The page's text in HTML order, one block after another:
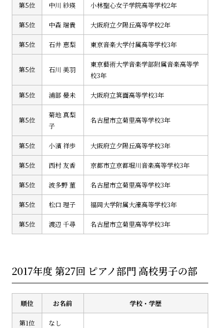
第5位 中川 紗瑛 小林聖心女子学院高等学校2年
第5位 中森 瑞貴 大阪府立夕陽丘高等学校2年
第5位 石井 恵梨 東京音楽大学付属高等学校3年
第5位 石川 美羽
東京藝術大学音楽学部附属音楽高等学
校3年
第5位 浦部 晏未 大阪府立箕面高等学校3年
第5位
菊地 真梨
子
名古屋市立菊里高等学校3年
第5位 小濱 祥歩 大阪府立夕陽丘高等学校3年
第5位 西村 友香 京都市立京都堀川音楽高等学校3年
第5位 波多野 菫 名古屋市立菊里高等学校3年
第5位 松口 理子 福岡大学附属大濠高等学校3年
第5位 渡辺 千尋 名古屋市立菊里高等学校3年
2017年度 第27回 ピアノ部門 高校男子の部
順位 お名前 学校・学歴
第1位 なし